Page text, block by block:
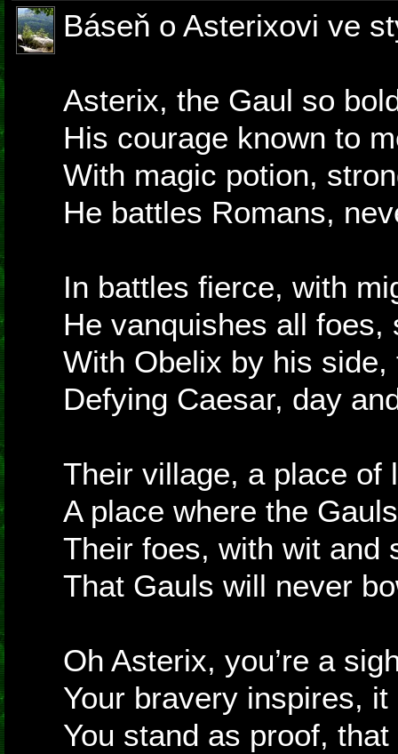
Báseň o Asterixovi ve
Asterix, the Gaul so
His courage known to
With magic potion,
He battles Romans,
In battles fierce, with
He vanquishes all foes,
With Obelix by his side,
Defying Caesar, day
Their village, a place of
A place where the
Their foes, with wit and
That Gauls will never
Oh Asterix, you’re a
Your bravery inspires,
You stand as proof,